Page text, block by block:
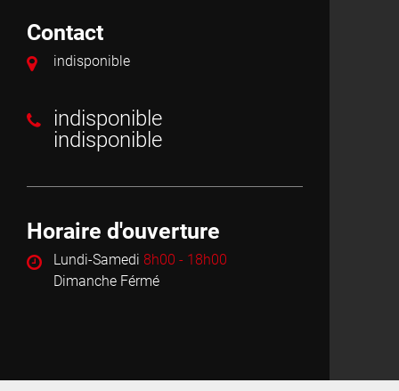
Contact
indisponible
indisponible
indisponible
Horaire d'ouverture
Lundi-Samedi 8h00 - 18h00
Dimanche Férmé